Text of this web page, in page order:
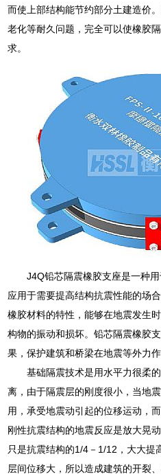
而使上部结构能节约部分土建造价
老化等耐久问题，完全可以使橡胶
求。
J4Q铅芯隔震橡胶支座是一种
应用于需要提高结构抗震性能的场
橡胶材料的特性，能够在地震发生
构物的振动和损坏。铅芯隔震橡胶
果，保护建筑和桥梁在地震等外力作
基础隔震技术是用水平力很柔
离，由于隔震层的刚度很小，当地
用，承受地震动引起的位移运动，
刚性抗震结构的地震反应是放大晃
只是抗震结构的1/4－1/12，大大提
层间位移大，所以造成建筑的开裂